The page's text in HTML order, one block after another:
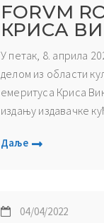
FORVM
КРИСА
У петак, 8. априла
делом из области
емеритуса Криса
издању издавачке
Даље
04/04/2022